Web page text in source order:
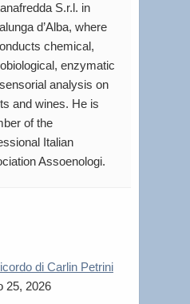
S.r.l. in
d’Alba, where
chemical,
enzymatic
analysis on
and wines. He is
of the
Italian
Assoenologi.
di Carlin Petrini
25, 2026